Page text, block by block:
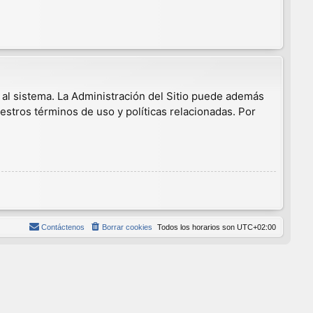
sistema. La Administración del Sitio puede además
términos de uso y políticas relacionadas. Por
Todos los horarios son UTC+02:00
Borrar cookies
Contáctenos